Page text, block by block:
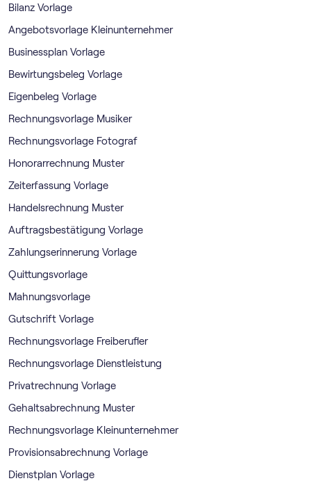
Bilanz Vorlage
Angebotsvorlage Kleinunternehmer
Businessplan Vorlage
Bewirtungsbeleg Vorlage
Eigenbeleg Vorlage
Rechnungsvorlage Musiker
Rechnungsvorlage Fotograf
Honorarrechnung Muster
Zeiterfassung Vorlage
Handelsrechnung Muster
Auftragsbestätigung Vorlage
Zahlungserinnerung Vorlage
Quittungsvorlage
Mahnungsvorlage
Gutschrift Vorlage
Rechnungsvorlage Freiberufler
Rechnungsvorlage Dienstleistung
Privatrechnung Vorlage
Gehaltsabrechnung Muster
Rechnungsvorlage Kleinunternehmer
Provisionsabrechnung Vorlage
Dienstplan Vorlage